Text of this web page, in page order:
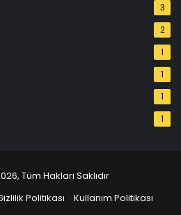
3
2
1
1
1
1
Tüm Hakları Saklıdır
Politikası
Kullanım Politikası